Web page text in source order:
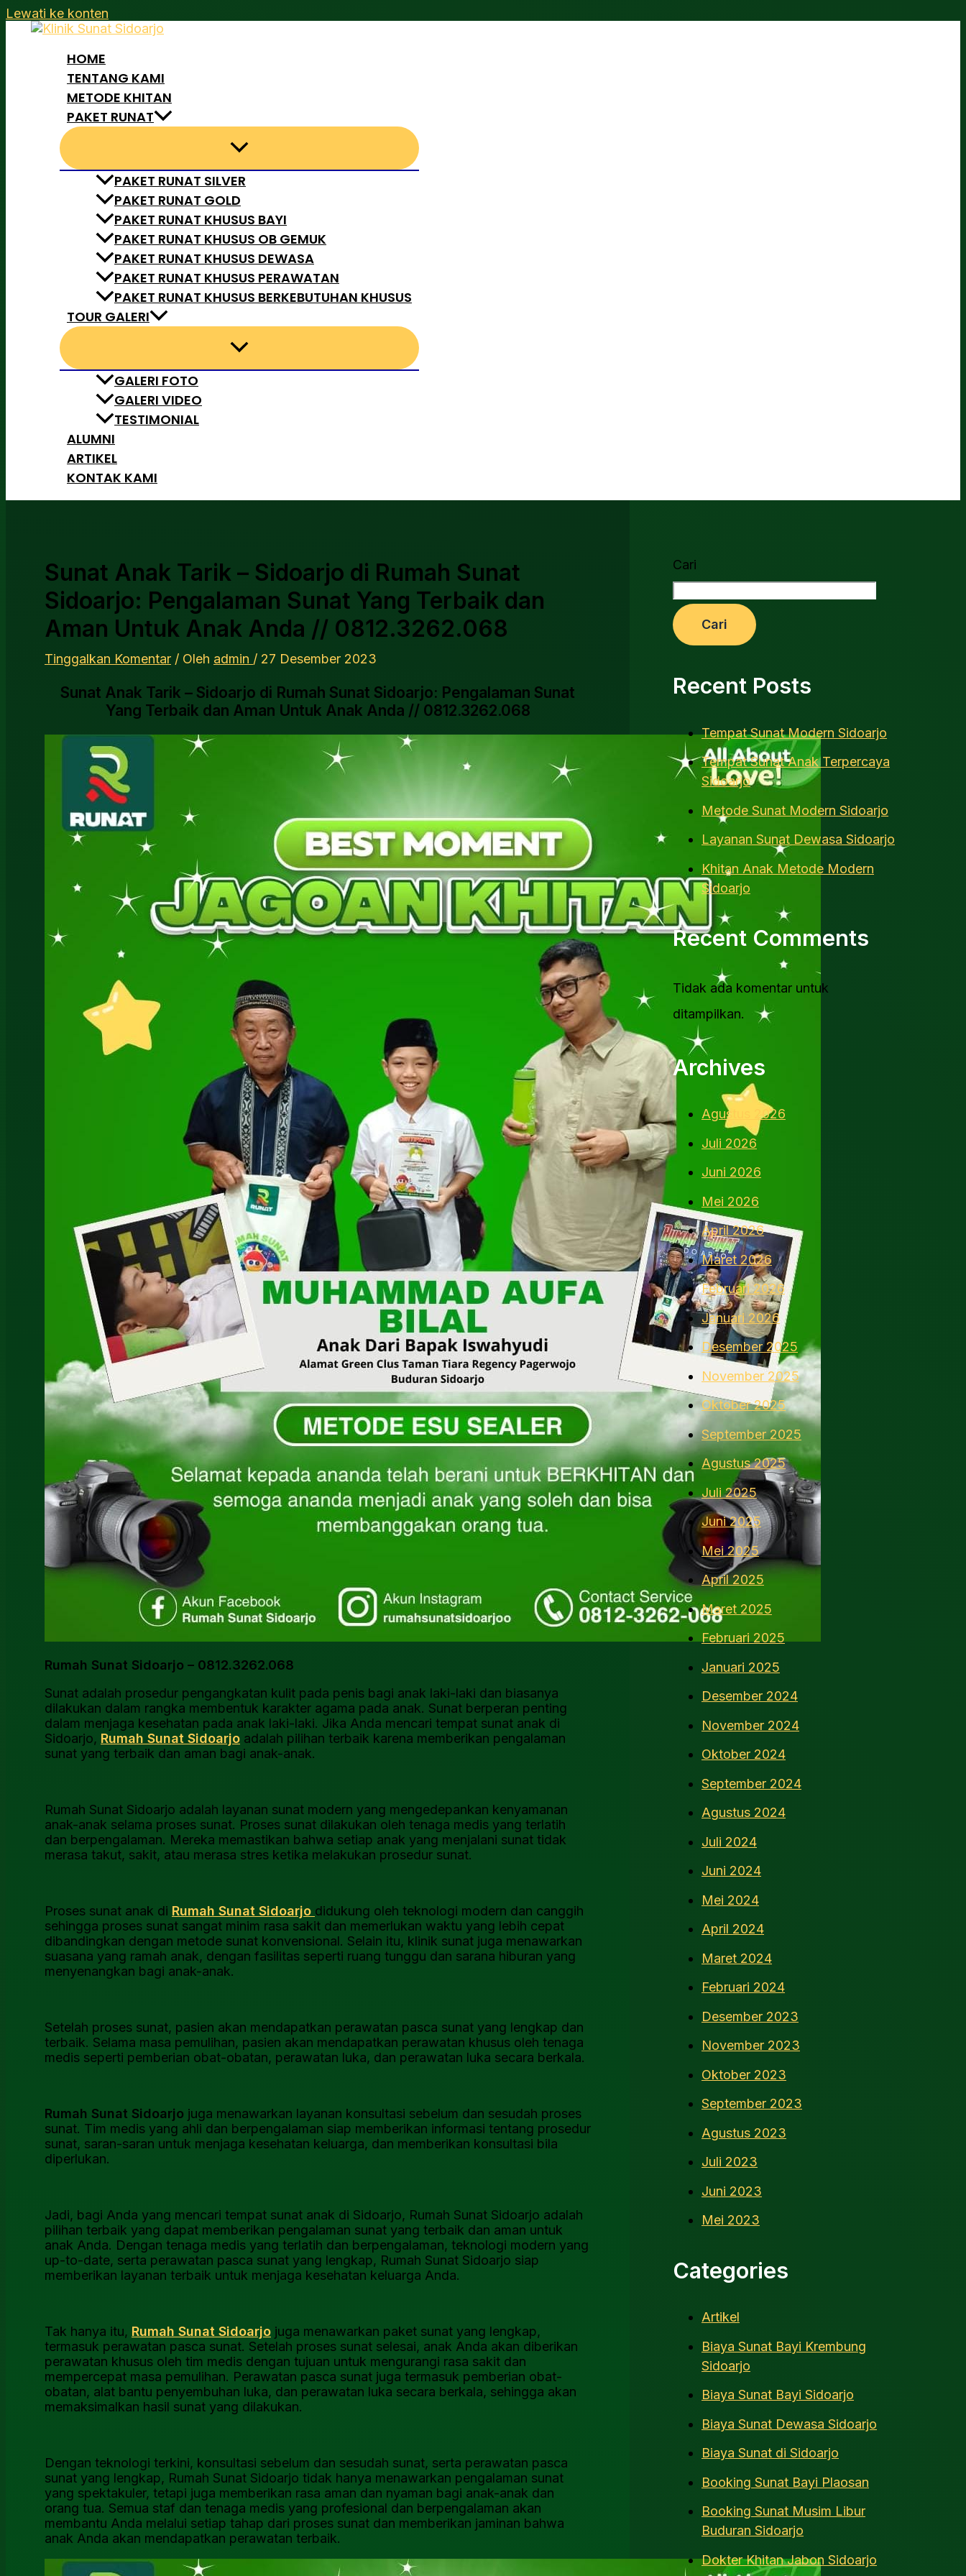
Lewati ke konten
HOME
TENTANG KAMI
METODE KHITAN
PAKET RUNAT
PAKET RUNAT SILVER
PAKET RUNAT GOLD
PAKET RUNAT KHUSUS BAYI
PAKET RUNAT KHUSUS OB GEMUK
PAKET RUNAT KHUSUS DEWASA
PAKET RUNAT KHUSUS PERAWATAN
PAKET RUNAT KHUSUS BERKEBUTUHAN KHUSUS
TOUR GALERI
GALERI FOTO
GALERI VIDEO
TESTIMONIAL
ALUMNI
ARTIKEL
KONTAK KAMI
Sunat Anak Tarik – Sidoarjo di Rumah Sunat
Sidoarjo: Pengalaman Sunat Yang Terbaik dan
Aman Untuk Anak Anda // 0812.3262.068
Tinggalkan Komentar / Oleh admin / 27 Desember 2023
Sunat Anak Tarik – Sidoarjo di Rumah Sunat Sidoarjo: Pengalaman Sunat
Yang Terbaik dan Aman Untuk Anak Anda // 0812.3262.068
Rumah Sunat Sidoarjo – 0812.3262.068
Sunat adalah prosedur pengangkatan kulit pada penis bagi anak laki-laki dan biasanya
dilakukan dalam rangka membentuk karakter agama pada anak. Sunat berperan penting
dalam menjaga kesehatan pada anak laki-laki. Jika Anda mencari tempat sunat anak di
Sidoarjo, Rumah Sunat Sidoarjo adalah pilihan terbaik karena memberikan pengalaman
sunat yang terbaik dan aman bagi anak-anak.
Rumah Sunat Sidoarjo adalah layanan sunat modern yang mengedepankan kenyamanan
anak-anak selama proses sunat. Proses sunat dilakukan oleh tenaga medis yang terlatih
dan berpengalaman. Mereka memastikan bahwa setiap anak yang menjalani sunat tidak
merasa takut, sakit, atau merasa stres ketika melakukan prosedur sunat.
Proses sunat anak di Rumah Sunat Sidoarjo didukung oleh teknologi modern dan canggih
sehingga proses sunat sangat minim rasa sakit dan memerlukan waktu yang lebih cepat
dibandingkan dengan metode sunat konvensional. Selain itu, klinik sunat juga menawarkan
suasana yang ramah anak, dengan fasilitas seperti ruang tunggu dan sarana hiburan yang
menyenangkan bagi anak-anak.
Setelah proses sunat, pasien akan mendapatkan perawatan pasca sunat yang lengkap dan
terbaik. Selama masa pemulihan, pasien akan mendapatkan perawatan khusus oleh tenaga
medis seperti pemberian obat-obatan, perawatan luka, dan perawatan luka secara berkala.
Rumah Sunat Sidoarjo juga menawarkan layanan konsultasi sebelum dan sesudah proses
sunat. Tim medis yang ahli dan berpengalaman siap memberikan informasi tentang prosedur
sunat, saran-saran untuk menjaga kesehatan keluarga, dan memberikan konsultasi bila
diperlukan.
Jadi, bagi Anda yang mencari tempat sunat anak di Sidoarjo, Rumah Sunat Sidoarjo adalah
pilihan terbaik yang dapat memberikan pengalaman sunat yang terbaik dan aman untuk
anak Anda. Dengan tenaga medis yang terlatih dan berpengalaman, teknologi modern yang
up-to-date, serta perawatan pasca sunat yang lengkap, Rumah Sunat Sidoarjo siap
memberikan layanan terbaik untuk menjaga kesehatan keluarga Anda.
Tak hanya itu, Rumah Sunat Sidoarjo juga menawarkan paket sunat yang lengkap,
termasuk perawatan pasca sunat. Setelah proses sunat selesai, anak Anda akan diberikan
perawatan khusus oleh tim medis dengan tujuan untuk mengurangi rasa sakit dan
mempercepat masa pemulihan. Perawatan pasca sunat juga termasuk pemberian obat-
obatan, alat bantu penyembuhan luka, dan perawatan luka secara berkala, sehingga akan
memaksimalkan hasil sunat yang dilakukan.
Dengan teknologi terkini, konsultasi sebelum dan sesudah sunat, serta perawatan pasca
sunat yang lengkap, Rumah Sunat Sidoarjo tidak hanya menawarkan pengalaman sunat
yang spektakuler, tetapi juga memberikan rasa aman dan nyaman bagi anak-anak dan
orang tua. Semua staf dan tenaga medis yang profesional dan berpengalaman akan
membantu Anda melalui setiap tahap dari proses sunat dan memberikan jaminan bahwa
anak Anda akan mendapatkan perawatan terbaik.
Cari
Cari
Recent Posts
Tempat Sunat Modern Sidoarjo
Tempat Sunat Anak Terpercaya
Sidoarjo
Metode Sunat Modern Sidoarjo
Layanan Sunat Dewasa Sidoarjo
Khitan Anak Metode Modern
Sidoarjo
Recent Comments
Tidak ada komentar untuk
ditampilkan.
Archives
Agustus 2026
Juli 2026
Juni 2026
Mei 2026
April 2026
Maret 2026
Februari 2026
Januari 2026
Desember 2025
November 2025
Oktober 2025
September 2025
Agustus 2025
Juli 2025
Juni 2025
Mei 2025
April 2025
Maret 2025
Februari 2025
Januari 2025
Desember 2024
November 2024
Oktober 2024
September 2024
Agustus 2024
Juli 2024
Juni 2024
Mei 2024
April 2024
Maret 2024
Februari 2024
Desember 2023
November 2023
Oktober 2023
September 2023
Agustus 2023
Juli 2023
Juni 2023
Mei 2023
Categories
Artikel
Biaya Sunat Bayi Krembung
Sidoarjo
Biaya Sunat Bayi Sidoarjo
Biaya Sunat Dewasa Sidoarjo
Biaya Sunat di Sidoarjo
Booking Sunat Bayi Plaosan
Booking Sunat Musim Libur
Buduran Sidoarjo
Dokter Khitan Jabon Sidoarjo